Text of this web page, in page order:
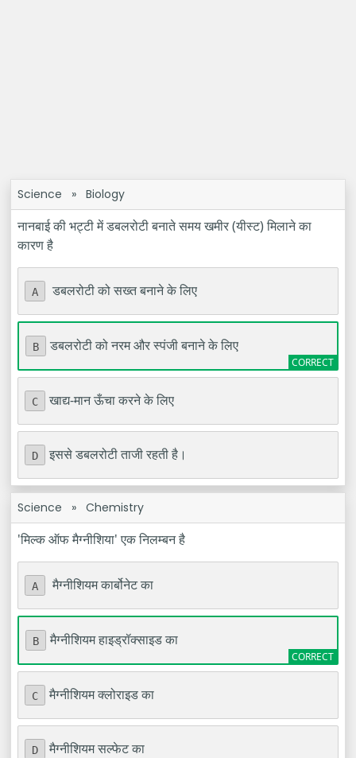
Science » Biology
नानबाई की भट्टी में डबलरोटी बनाते समय खमीर (यीस्ट) मिलाने का
कारण है
A डबलरोटी को सख्त बनाने के लिए
B डबलरोटी को नरम और स्पंजी बनाने के लिए
C खाद्य-मान ऊँचा करने के लिए
D इससे डबलरोटी ताजी रहती है।
Science » Chemistry
'मिल्क ऑफ मैग्नीशिया' एक निलम्बन है
A मैग्नीशियम कार्बोनेट का
B मैग्नीशियम हाइड्रॉक्साइड का
C मैग्नीशियम क्लोराइड का
D मैग्नीशियम सल्फेट का